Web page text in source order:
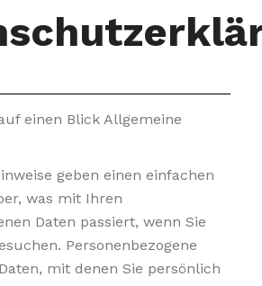
einen Blick Allgemeine
geben einen einfachen
was mit Ihren
Daten passiert, wenn Sie
Personenbezogene
mit denen Sie persönlich